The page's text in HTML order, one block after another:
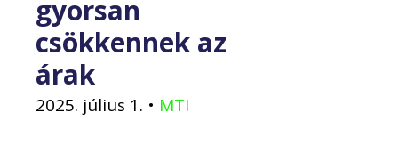
gyorsan
csökkennek az
árak
2025. július 1. • MTI